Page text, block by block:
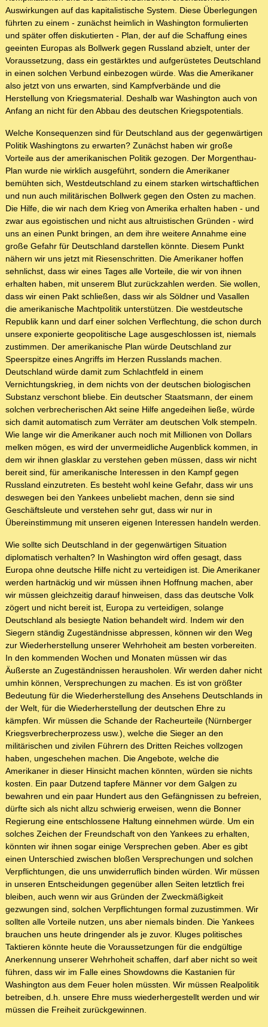
Auswirkungen auf das kapitalistische System. Diese Überlegungen
führten zu einem - zunächst heimlich in Washington formulierten
und später offen diskutierten - Plan, der auf die Schaffung eines
geeinten Europas als Bollwerk gegen Russland abzielt, unter der
Voraussetzung, dass ein gestärktes und aufgerüstetes Deutschland
in einen solchen Verbund einbezogen würde. Was die Amerikaner
also jetzt von uns erwarten, sind Kampfverbände und die
Herstellung von Kriegsmaterial. Deshalb war Washington auch von
Anfang an nicht für den Abbau des deutschen Kriegspotentials.
Welche Konsequenzen sind für Deutschland aus der gegenwärtigen
Politik Washingtons zu erwarten? Zunächst haben wir große
Vorteile aus der amerikanischen Politik gezogen. Der Morgenthau-
Plan wurde nie wirklich ausgeführt, sondern die Amerikaner
bemühten sich, Westdeutschland zu einem starken wirtschaftlichen
und nun auch militärischen Bollwerk gegen den Osten zu machen.
Die Hilfe, die wir nach dem Krieg von Amerika erhalten haben - und
zwar aus egoistischen und nicht aus altruistischen Gründen - wird
uns an einen Punkt bringen, an dem ihre weitere Annahme eine
große Gefahr für Deutschland darstellen könnte. Diesem Punkt
nähern wir uns jetzt mit Riesenschritten. Die Amerikaner hoffen
sehnlichst, dass wir eines Tages alle Vorteile, die wir von ihnen
erhalten haben, mit unserem Blut zurückzahlen werden. Sie wollen,
dass wir einen Pakt schließen, dass wir als Söldner und Vasallen
die amerikanische Machtpolitik unterstützen. Die westdeutsche
Republik kann und darf einer solchen Verflechtung, die schon durch
unsere exponierte geopolitische Lage ausgeschlossen ist, niemals
zustimmen. Der amerikanische Plan würde Deutschland zur
Speerspitze eines Angriffs im Herzen Russlands machen.
Deutschland würde damit zum Schlachtfeld in einem
Vernichtungskrieg, in dem nichts von der deutschen biologischen
Substanz verschont bliebe. Ein deutscher Staatsmann, der einem
solchen verbrecherischen Akt seine Hilfe angedeihen ließe, würde
sich damit automatisch zum Verräter am deutschen Volk stempeln.
Wie lange wir die Amerikaner auch noch mit Millionen von Dollars
melken mögen, es wird der unvermeidliche Augenblick kommen, in
dem wir ihnen glasklar zu verstehen geben müssen, dass wir nicht
bereit sind, für amerikanische Interessen in den Kampf gegen
Russland einzutreten. Es besteht wohl keine Gefahr, dass wir uns
deswegen bei den Yankees unbeliebt machen, denn sie sind
Geschäftsleute und verstehen sehr gut, dass wir nur in
Übereinstimmung mit unseren eigenen Interessen handeln werden.
Wie sollte sich Deutschland in der gegenwärtigen Situation
diplomatisch verhalten? In Washington wird offen gesagt, dass
Europa ohne deutsche Hilfe nicht zu verteidigen ist. Die Amerikaner
werden hartnäckig und wir müssen ihnen Hoffnung machen, aber
wir müssen gleichzeitig darauf hinweisen, dass das deutsche Volk
zögert und nicht bereit ist, Europa zu verteidigen, solange
Deutschland als besiegte Nation behandelt wird. Indem wir den
Siegern ständig Zugeständnisse abpressen, können wir den Weg
zur Wiederherstellung unserer Wehrhoheit am besten vorbereiten.
In den kommenden Wochen und Monaten müssen wir das
Äußerste an Zugeständnissen herausholen. Wir werden daher nicht
umhin können, Versprechungen zu machen. Es ist von größter
Bedeutung für die Wiederherstellung des Ansehens Deutschlands in
der Welt, für die Wiederherstellung der deutschen Ehre zu
kämpfen. Wir müssen die Schande der Racheurteile (Nürnberger
Kriegsverbrecherprozess usw.), welche die Sieger an den
militärischen und zivilen Führern des Dritten Reiches vollzogen
haben, ungeschehen machen. Die Angebote, welche die
Amerikaner in dieser Hinsicht machen könnten, würden sie nichts
kosten. Ein paar Dutzend tapfere Männer vor dem Galgen zu
bewahren und ein paar Hundert aus den Gefängnissen zu befreien,
dürfte sich als nicht allzu schwierig erweisen, wenn die Bonner
Regierung eine entschlossene Haltung einnehmen würde. Um ein
solches Zeichen der Freundschaft von den Yankees zu erhalten,
könnten wir ihnen sogar einige Versprechen geben. Aber es gibt
einen Unterschied zwischen bloßen Versprechungen und solchen
Verpflichtungen, die uns unwiderruflich binden würden. Wir müssen
in unseren Entscheidungen gegenüber allen Seiten letztlich frei
bleiben, auch wenn wir aus Gründen der Zweckmäßigkeit
gezwungen sind, solchen Verpflichtungen formal zuzustimmen. Wir
sollten alle Vorteile nutzen, uns aber niemals binden. Die Yankees
brauchen uns heute dringender als je zuvor. Kluges politisches
Taktieren könnte heute die Voraussetzungen für die endgültige
Anerkennung unserer Wehrhoheit schaffen, darf aber nicht so weit
führen, dass wir im Falle eines Showdowns die Kastanien für
Washington aus dem Feuer holen müssten. Wir müssen Realpolitik
betreiben, d.h. unsere Ehre muss wiederhergestellt werden und wir
müssen die Freiheit zurückgewinnen.